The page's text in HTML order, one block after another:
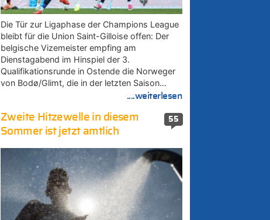
Die Tür zur Ligaphase der Champions League
bleibt für die Union Saint-Gilloise offen: Der
belgische Vizemeister empfing am
Dienstagabend im Hinspiel der 3.
Qualifikationsrunde in Ostende die Norweger
von Bodø/Glimt, die in der letzten Saison…
....weiterlesen
55
Zweite Hitzewelle in diesem
Sommer ist jetzt amtlich